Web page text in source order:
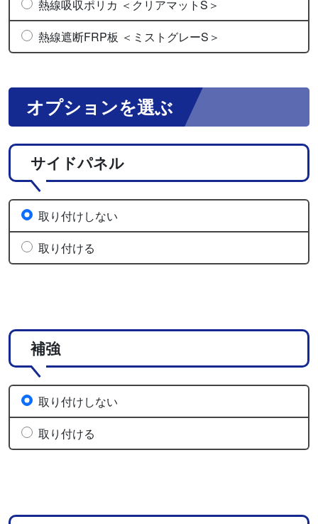
熱線吸収ポリカ ＜クリアマットS＞
熱線遮断FRP板 ＜ミストグレーS＞
オプションを選ぶ
サイドパネル
取り付けしない
取り付ける
補強
取り付けしない
取り付ける